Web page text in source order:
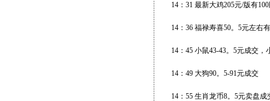
14：31 最新大鸡205元/版有
14：36 福禄寿喜50。5元左右
14：45 小鼠43-43。5元成交，
14：49 大狗90。5-91元成交
14：55 生肖龙币8。5元卖盘成